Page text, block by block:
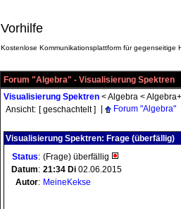
Vorhilfe
Kostenlose Kommunikationsplattform für gegenseitige
Forum "Algebra" - Visualisierung Spektren
Visualisierung Spektren <Algebra <
Ansicht: [ geschachtelt ] Forum "Algebra"
Visualisierung Spektren: Frage (überfällig)
Status: (Frage) überfällig
Datum: 21:34 Di 02.06.2015
Autor: MeineKekse